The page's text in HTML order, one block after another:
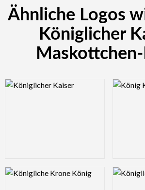
Ähnliche Logos
Königlicher
Logo Preview Image Logo
Logo Preview Image Logo